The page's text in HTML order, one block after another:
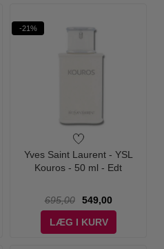
-21%
Yves Saint Laurent - YSL
Kouros - 50 ml - Edt
695,00
549,00
LÆG I KURV